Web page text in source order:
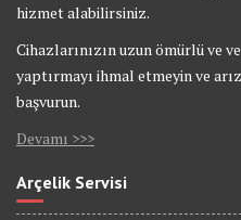
hizmet alabilirsiniz.
Cihazlarınızın uzun ömürlü ve
yaptırmayı ihmal etmeyin ve
başvurun.
Devamı >>>
Arçelik Servisi